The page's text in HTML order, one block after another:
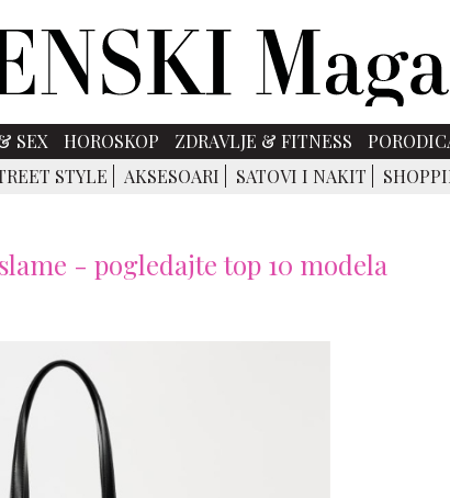
SEX HOROSKOP ZDRAVLJE & FITNESS
STYLE AKSESOARI SATOVI I NAKIT
- pogledajte top 10 modela